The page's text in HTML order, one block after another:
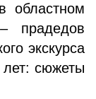
областном
прадедов
экскурса
сюжеты